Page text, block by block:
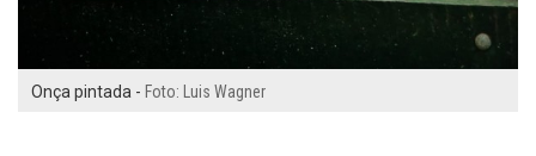
Onça pintada - Foto: Luis Wagner